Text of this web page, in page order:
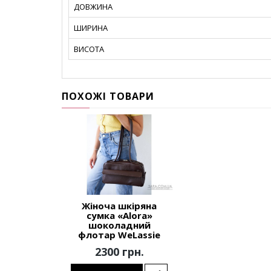
ДОВЖИНА
ШИРИНА
ВИСОТА
ПОХОЖІ ТОВАРИ
Жіноча шкіряна
сумка «Alora»
шоколадний
флотар WeLassie
2300 грн.